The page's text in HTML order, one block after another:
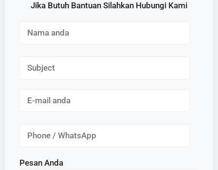
Jika Butuh Bantuan Silahkan Hubungi Kami
Pesan Anda